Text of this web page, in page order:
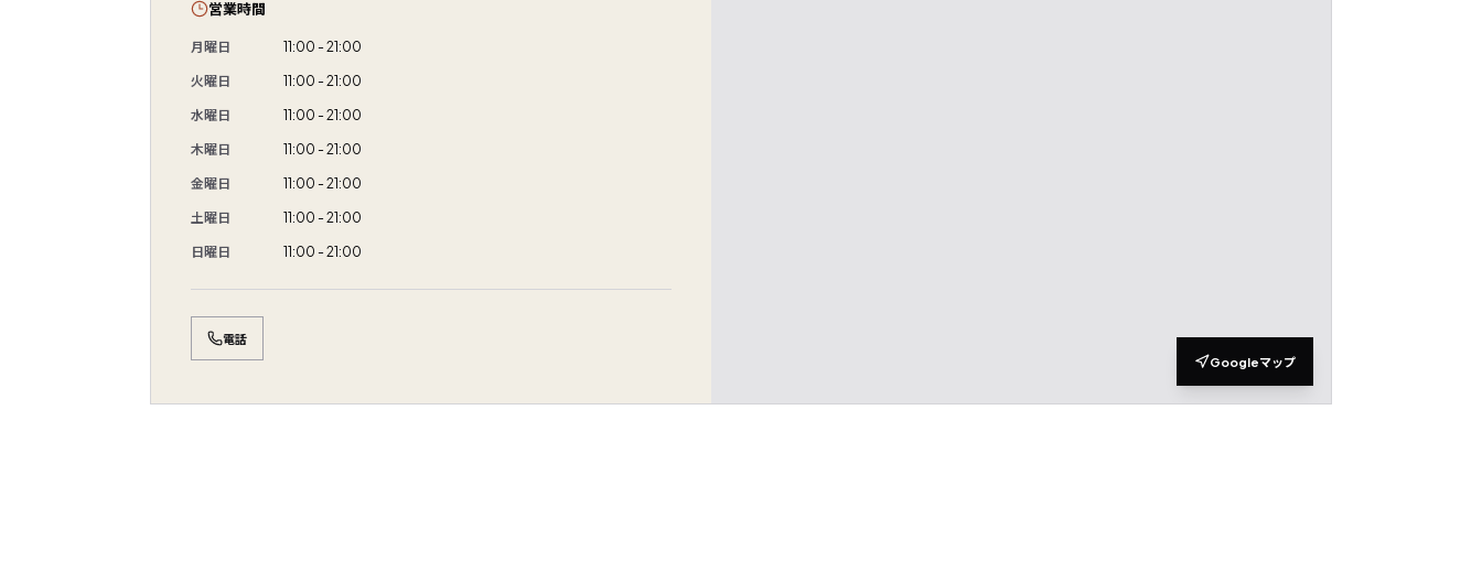
営業時間
月曜日 11:00 - 21:00
火曜日 11:00 - 21:00
水曜日 11:00 - 21:00
木曜日 11:00 - 21:00
金曜日 11:00 - 21:00
土曜日 11:00 - 21:00
日曜日 11:00 - 21:00
電話
Googleマップ